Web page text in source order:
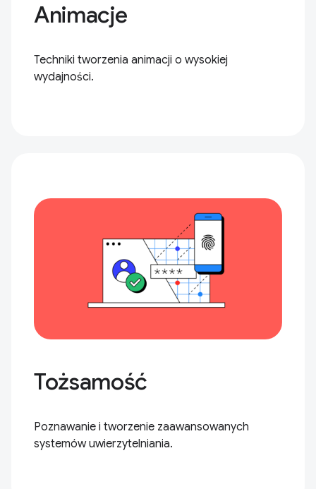
Animacje
Techniki tworzenia animacji o wysokiej
wydajności.
Tożsamość
Poznawanie i tworzenie zaawansowanych
systemów uwierzytelniania.